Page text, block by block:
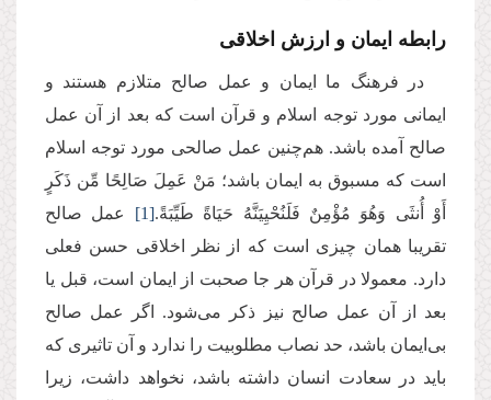
رابطه ایمان و ارزش اخلاقی
در فرهنگ ما ایمان و عمل صالح متلازم هستند و
ایمانی مورد توجه اسلام و قرآن است که بعد از آن عمل
صالح آمده باشد. هم‌چنین عمل صالحی مورد توجه اسلام
است که مسبوق به ایمان باشد؛ مَنْ عَمِلَ صَالِحًا مِّن ذَكَرٍ
أَوْ أُنثَى وَهُوَ مُؤْمِنٌ فَلَنُحْیِیَنَّهُ حَیَاةً طَیِّبَةً.[1] عمل صالح
تقریبا همان چیزی است که از نظر اخلاقی حسن فعلی
دارد. معمولا در قرآن هر جا صحبت از ایمان است، قبل یا
بعد از آن عمل صالح نیز ذکر می‌شود. اگر عمل صالح
بی‌ایمان باشد، حد نصاب مطلوبیت را ندارد و آن تاثیری که
باید در سعادت انسان داشته باشد، نخواهد داشت، زیرا